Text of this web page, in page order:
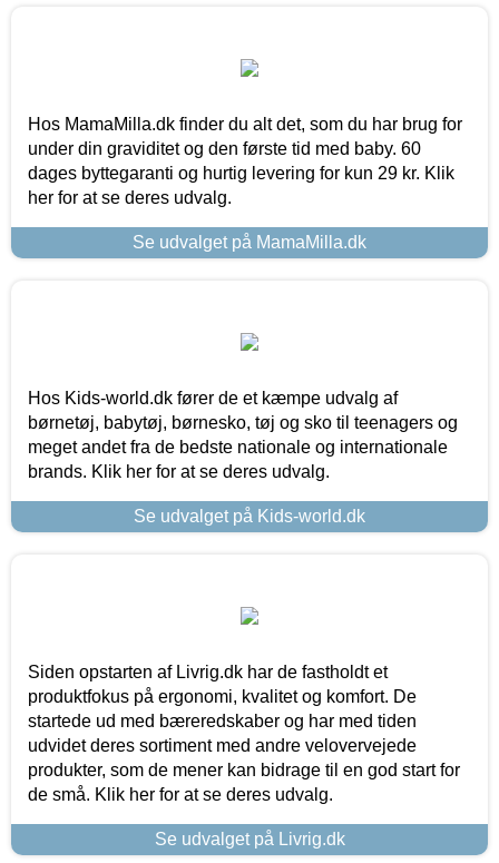
Hos MamaMilla.dk finder du alt det, som du har brug for
under din graviditet og den første tid med baby. 60
dages byttegaranti og hurtig levering for kun 29 kr. Klik
her for at se deres udvalg.
Se udvalget på MamaMilla.dk
Hos Kids-world.dk fører de et kæmpe udvalg af
børnetøj, babytøj, børnesko, tøj og sko til teenagers og
meget andet fra de bedste nationale og internationale
brands. Klik her for at se deres udvalg.
Se udvalget på Kids-world.dk
Siden opstarten af Livrig.dk har de fastholdt et
produktfokus på ergonomi, kvalitet og komfort. De
startede ud med bæreredskaber og har med tiden
udvidet deres sortiment med andre velovervejede
produkter, som de mener kan bidrage til en god start for
de små. Klik her for at se deres udvalg.
Se udvalget på Livrig.dk